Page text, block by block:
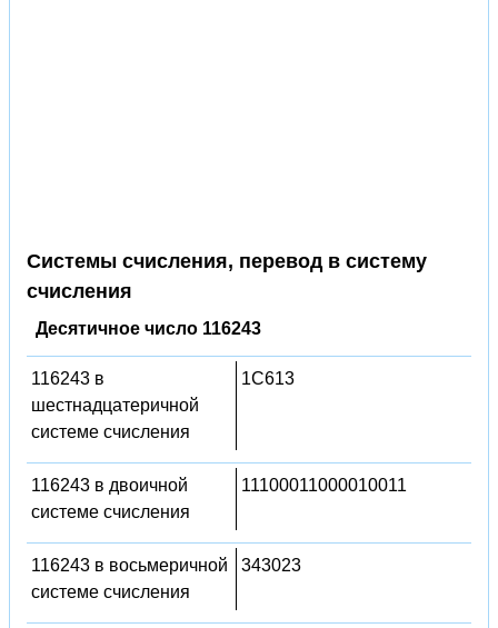
Системы счисления, перевод в систему
счисления
Десятичное число 116243
116243 в
шестнадцатеричной
системе счисления
1C613
116243 в двоичной
системе счисления
11100011000010011
116243 в восьмеричной
системе счисления
343023